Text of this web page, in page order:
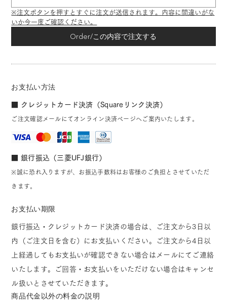
※注文ボタンを押すとすぐに注文が送信されます。内容に間違いがな
いか今一度ご確認ください。
Order/この内容で注文する
お支払い方法
■ クレジットカード決済（Squareリンク決済）
ご注文確認メールにてオンライン決済ページへご案内いたします。
■ 銀行振込（三菱UFJ銀行）
※誠に恐れ入りますが、お振込手数料はお客様のご負担とさせていただ
きます。
お支払い期限
銀行振込・クレジットカード決済の場合は、ご注文から3日以
内（ご注文日を含む）にお支払いください。ご注文から4日以
上経過してもお支払いが確認できない場合はメールにてご連絡
いたします。ご回答・お支払いをいただけない場合はキャンセ
ル扱いとさせていただきます。
商品代金以外の料金の説明